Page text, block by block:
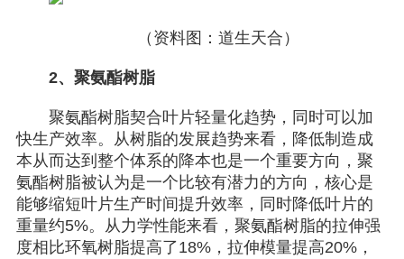
（资料图：道生天合）
2、聚氨酯树脂
聚氨酯树脂契合叶片轻量化趋势，同时可以加
快生产效率。从树脂的发展趋势来看，降低制造成
本从而达到整个体系的降本也是一个重要方向，聚
氨酯树脂被认为是一个比较有潜力的方向，核心是
能够缩短叶片生产时间提升效率，同时降低叶片的
重量约5%。从力学性能来看，聚氨酯树脂的拉伸强
度相比环氧树脂提高了18%，拉伸模量提高20%，